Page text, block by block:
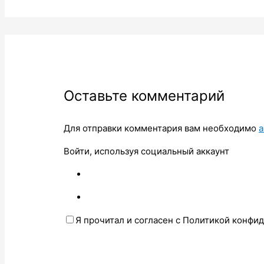
Оставьте комментарий
Для отправки комментария вам необходимо
Войти, используя социальный аккаунт
Я прочитал и согласен с Политикой